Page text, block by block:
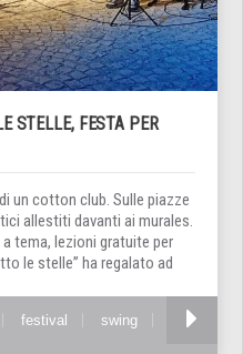
STELLE, FESTA PER
un cotton club. Sulle piazze
allestiti davanti ai murales.
tema, lezioni gratuite per
le stelle” ha regalato ad
festival
swing